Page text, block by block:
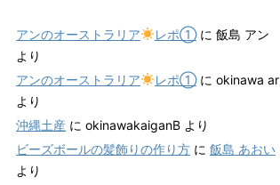
アンのオーストラリア レポ①に 飯島 アン
より
アンのオーストラリア
レポ①に okinawa ar
より
沖縄土産 に okinawakaiganB より
ビーズボールの髪飾りの作り方 に 飯島 あおい
より